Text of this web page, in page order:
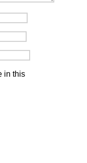
in this